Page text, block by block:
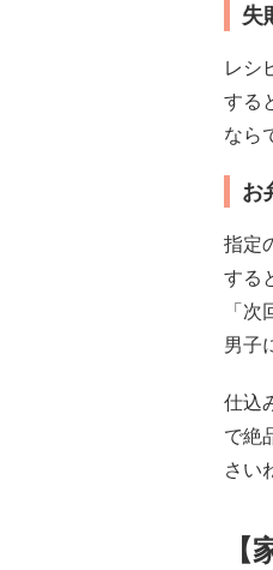
失
レシ
する
なら
お
指定
する
「
男子
仕込
で絶
さい